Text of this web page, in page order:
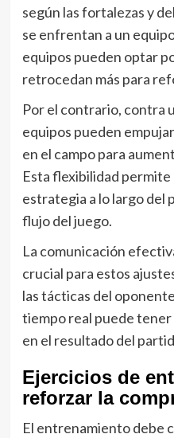
según las fortalezas y
se enfrentan a un
equipos pueden optar
retrocedan más para
Por el contrario, contra
equipos pueden
en el campo para
Esta flexibilidad permite
estrategia a lo largo del
flujo del juego.
La comunicación
crucial para estos
las tácticas del
tiempo real puede
en el resultado del
Ejercicios de
reforzar la
El entrenamiento debe